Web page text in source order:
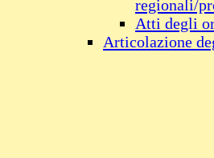
regionali/
Atti degli
Articolazione